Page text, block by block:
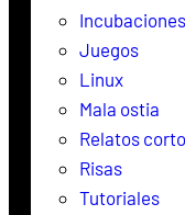
Juegos
Linux
Mala ostia
Relatos
Risas
Tutoriales